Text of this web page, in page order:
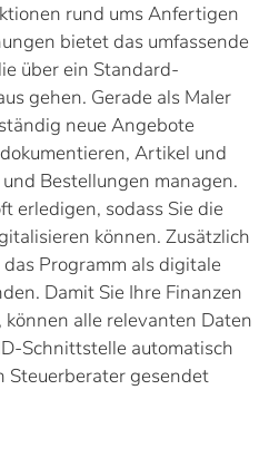
rund ums Anfertigen
bietet das umfassende
über ein Standard-
gehen. Gerade als Maler
neue Angebote
Artikel und
Bestellungen managen.
erledigen, sodass Sie die
können. Zusätzlich
Programm als digitale
Damit Sie Ihre Finanzen
alle relevanten Daten
Schnittstelle automatisch
Steuerberater gesendet